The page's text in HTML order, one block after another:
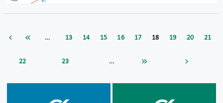
… 13 14 15 16 17 18 19 20 21
22 23 …